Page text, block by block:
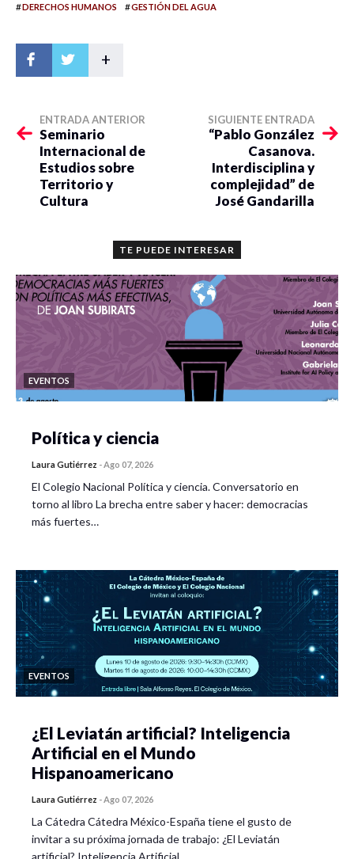
#DERECHOS HUMANOS #GESTIÓN DEL AGUA
+
ENTRADA ANTERIOR
Seminario
Internacional de
Estudios sobre
Territorio y
Cultura
SIGUIENTE ENTRADA
“Pablo González
Casanova.
Interdisciplina y
complejidad” de
José Gandarilla
TE PUEDE INTERESAR
EVENTOS
Política y ciencia
Laura Gutiérrez -Ago 07, 2026
El Colegio Nacional Política y ciencia. Conversatorio en
torno al libro La brecha entre saber y hacer: democracias
más fuertes…
EVENTOS
¿El Leviatán artificial? Inteligencia
Artificial en el Mundo
Hispanoamericano
Laura Gutiérrez -Ago 07, 2026
La Cátedra Cátedra México-España tiene el gusto de
invitar a su próxima jornada de trabajo: ¿El Leviatán
artificial? Inteligencia Artificial…